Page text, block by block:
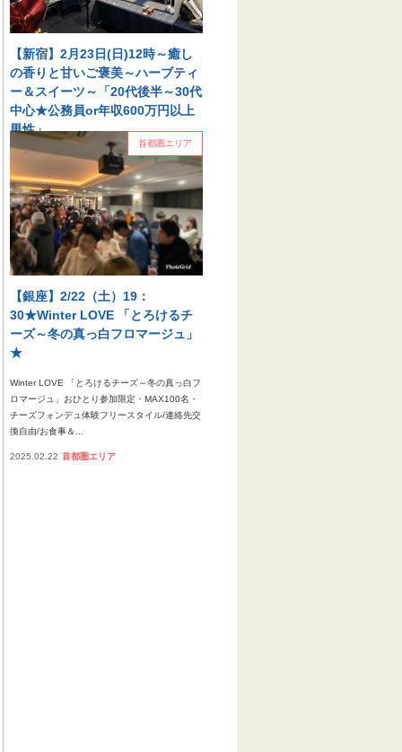
【新宿】2月23日(日)12時～癒し
の香りと甘いご褒美～ハーブティ
ー＆スイーツ～「20代後半～30代
中心★公務員or年収600万円以上
男性」
癒しの香りと甘いご褒美～ハーブティー＆スイ
ーツ～「20代後半～30代中心★公務員or年収
600万円以上男性」 本日の新宿会場12時は男
性のお客様に...
2025.02.23 首都圏エリア
首都圏エリア
【銀座】2/22（土）19：
30★Winter LOVE 「とろけるチ
ーズ～冬の真っ白フロマージュ」
★
Winter LOVE 「とろけるチーズ～冬の真っ白フ
ロマージュ」おひとり参加限定・MAX100名・
チーズフォンデュ体験フリースタイル/連絡先交
換自由/お食事＆...
2025.02.22 首都圏エリア